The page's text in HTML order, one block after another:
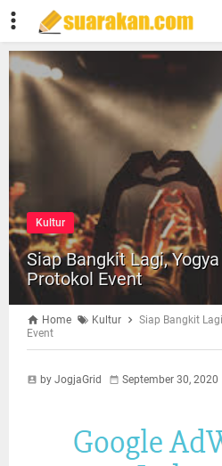
Kultur
Siap Bangkit Lagi,
Protokol Event
Home Kultur
Siap Bangkit
Event
by JogjaGrid September 30, 2020